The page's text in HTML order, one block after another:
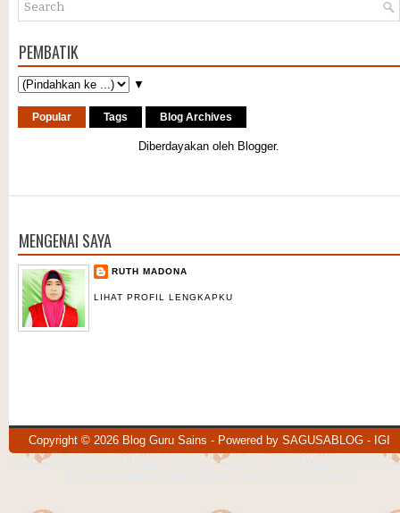
PEMBATIK
▼
Popular Tags Blog Archives
Diberdayakan oleh Blogger.
MENGENAI SAYA
RUTH MADONA
LIHAT PROFIL LENGKAPKU
Copyright © 2026 Blog Guru Sains - Powered by SAGUSABLOG- IGI
Design by | Blogger Theme byLasantha